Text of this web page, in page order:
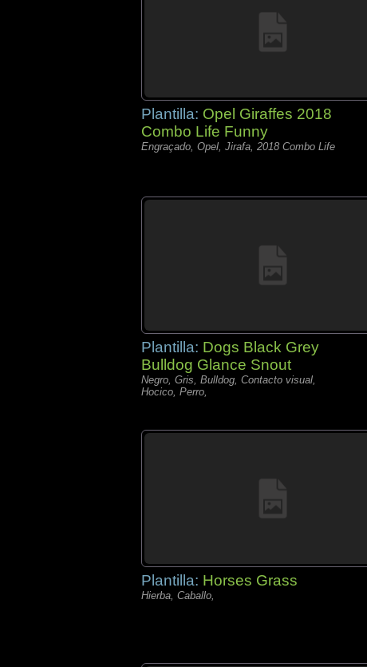
Plantilla: Opel Giraffes 2018
Combo Life Funny
Engraçado, Opel, Jirafa, 2018 Combo Life
Plantilla: Dogs Black Grey
Bulldog Glance Snout
Negro, Gris, Bulldog, Contacto visual,
Hocico, Perro,
Plantilla: Horses Grass
Hierba, Caballo,